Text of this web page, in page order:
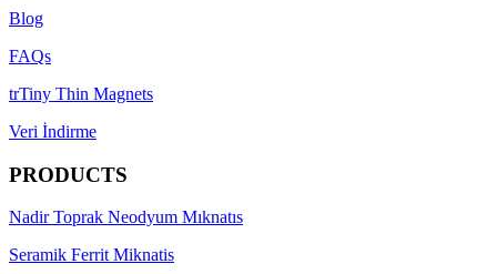
Blog
FAQs
trTiny Thin Magnets
Veri İndirme
PRODUCTS
Nadir Toprak Neodyum Mıknatıs
Seramik Ferrit Miknatis